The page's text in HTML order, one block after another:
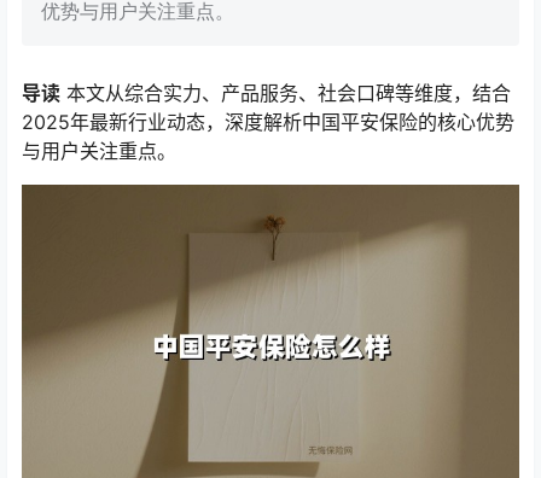
优势与用户关注重点。
导读 本文从综合实力、产品服务、社会口碑等维度，结合
2025年最新行业动态，深度解析中国平安保险的核心优势
与用户关注重点。